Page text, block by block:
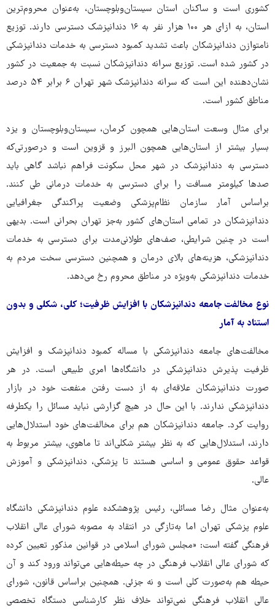
کشوری است و ساکنان استان سیستان‌وبلوچستان، به‌عنوان محروم‌ترین
استان، به ازای هر ۱۰۰ هزار نفر به ۱۶ دندانپزشک دسترسی دارند. توزیع
نامتوازن دندانپزشکان باعث تشدید کمبود دسترسی به خدمات دندانپزشکی
در کشور شده است. توزیع سرانه دندانپزشکان نسبت به جمعیت در کشور
نشان‌دهنده این است که سرانه دندانپزشک شهر تهران ۶ برابر ۵۴ درصد
مناطق کشور است.
برای مثال وسعت استان‌هایی همچون کرمان، سیستان‌وبلوچستان و یزد
بسیار بیشتر از استان‌هایی همچون البرز و قزوین است و درصورتی‌که
دسترسی به دندانپزشک در شهر محل سکونت فراهم نباشد گاهی باید
صدها کیلومتر مسافت را برای دسترسی به خدمات درمانی طی کنند.
براساس آمار سازمان نظام‌پزشکی وضعیت پراکندگی جغرافیایی
دندانپزشکان در تمامی استان‌های کشور به‌جز تهران بحرانی است. بدیهی
است در چنین شرایطی، صف‌های طولانی‌مدت برای دسترسی به خدمات
دندانپزشکی، هزینه‌های بالای درمان و همچنین دسترسی سخت مردم به
خدمات دندانپزشکی به‌ویژه در مناطق محروم رخ می‌دهد.
نوع مخالفت جامعه دندانپزشکان با افزایش ظرفیت؛ کلی، شکلی و بدون
استناد به آمار
مخالفت‌های جامعه دندانپزشکی با مساله کمبود دندانپزشک و افزایش
ظرفیت پذیرش دندانپزشکی در دانشگاه‌ها امری طبیعی است. در هر
صورت دندانپزشکان علاقه‌ای به از دست رفتن منفعت خود در بازار
دندانپزشکی ندارند. با این حال در هیچ گزارشی نباید مسائل را یکطرفه
روایت کرد. جامعه دندانپزشکان هم برای مخالفت‌های خود استدلال‌هایی
دارند، استدلال‌هایی که به نظر بیشتر شکلی‌اند تا ماهوی، بیشتر مربوط به
قواعد حقوق عمومی و اساسی هستند تا پزشکی، دندانپزشکی و آموزش
عالی.
به‌عنوان مثال رضا مسائلی، رئیس پژوهشکده علوم دندانپزشکی دانشگاه
علوم پزشکی تهران اما به‌تازگی در انتقاد به مصوبه شورای عالی انقلاب
فرهنگی گفته است: «مجلس شورای اسلامی در قوانین مذکور تعیین کرده
که شورای عالی انقلاب فرهنگی در چه حیطه‌هایی می‌تواند ورود کند و آن
حیطه هم به‌صورت کلی است و نه جزئی. همچنین براساس قانون، شورای
عالی انقلاب فرهنگی نمی‌تواند خلاف نظر کارشناسی دستگاه تخصصی